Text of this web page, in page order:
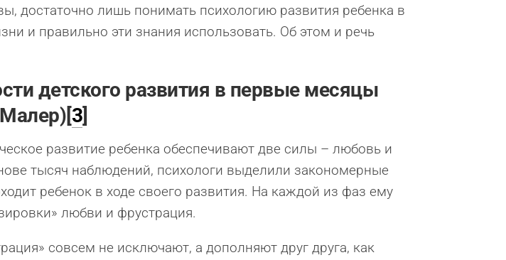
достаточно лишь понимать психологию развития ребенка в
и правильно эти знания использовать. Об этом и речь
детского развития в первые месяцы
3]
развитие ребенка обеспечивают две силы – любовь и
тысяч наблюдений, психологи выделили закономерные
ребенок в ходе своего развития. На каждой из фаз ему
любви и фрустрация.
совсем не исключают, а дополняют друг друга, как